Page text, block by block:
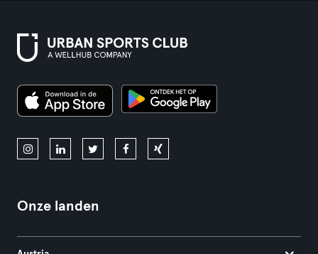
Onze landen